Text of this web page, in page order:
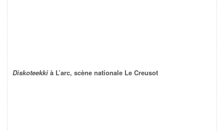
Diskoteekki à L’arc, scène nationale Le Creusot